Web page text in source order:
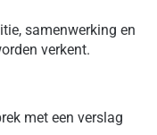
samenwerking en
verkent.
met een verslag